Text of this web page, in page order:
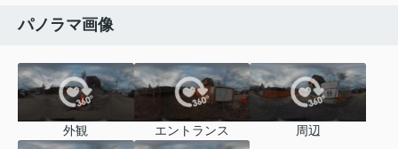
パノラマ画像
外観 エントランス 周辺